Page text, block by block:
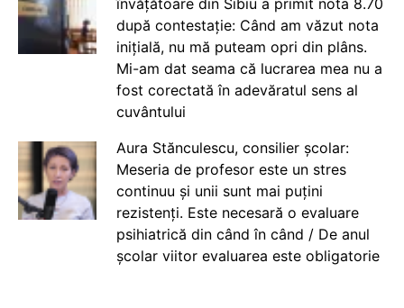
învățătoare din Sibiu a primit nota 8.70
după contestație: Când am văzut nota
inițială, nu mă puteam opri din plâns.
Mi-am dat seama că lucrarea mea nu a
fost corectată în adevăratul sens al
cuvântului
Aura Stănculescu, consilier școlar:
Meseria de profesor este un stres
continuu și unii sunt mai puțini
rezistenți. Este necesară o evaluare
psihiatrică din când în când / De anul
școlar viitor evaluarea este obligatorie